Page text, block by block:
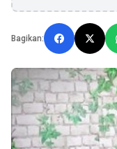
Bagikan: